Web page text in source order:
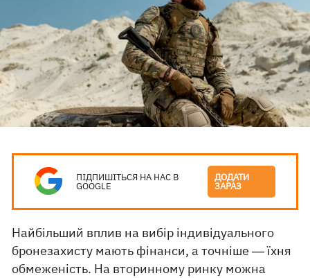
ПІДПИШІТЬСЯ НА НАС В
GOOGLE
ДОДАТИ
ЗАРАЗ
Найбільший вплив на вибір індивідуального
бронезахисту мають фінанси, а точніше ― їхня
обмеженість. На вторинному ринку можна